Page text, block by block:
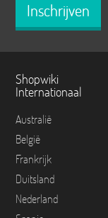
Inschrijven
Shopwiki
Internationaal
Australië
België
Frankrijk
Duitsland
Nederland